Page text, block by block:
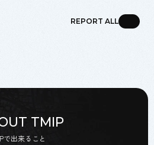
REPORT ALL
TMIP
で出来ること